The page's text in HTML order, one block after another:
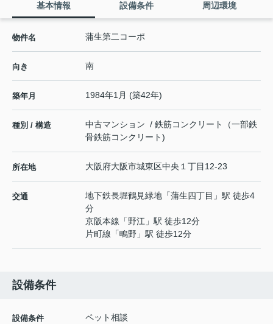
基本情報 設備条件 周辺環境
物件名 蒲生第二コーポ
向き 南
築年月 1984年1月 (築42年)
種別 / 構造
中古マンション / 鉄筋コンクリート（一部鉄
骨鉄筋コンクリート)
所在地 大阪府大阪市城東区中央 １丁目12-23
交通 地下鉄長堀鶴見緑地 「蒲生四丁目 」駅 徒歩4
分
京阪本線 「野江 」駅 徒歩12分
片町線 「鴫野 」駅 徒歩12分
設備条件
設備条件
ペット相談